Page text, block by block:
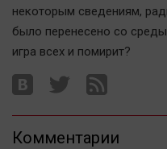
некоторым сведениям,
было перенесено со
игра всех и помирит?
Комментарии